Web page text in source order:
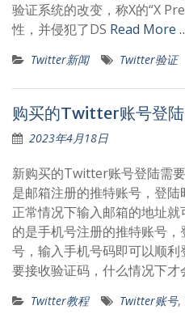
验证系统的改变，称X的“X
性，并侵犯了DS Read More
Twitter新闻 Twitter验证
购买的Twitter账号登陆
2023年4月18日
新购买的Twitter账号登陆需
是邮箱注册的推特账号，登陆
正常情况下输入邮箱的地址
的是手机号注册的推特账号
号，输入手机号码即可以顺
要接收验证码，什么情况下才
Twitter教程 Twitter账号,